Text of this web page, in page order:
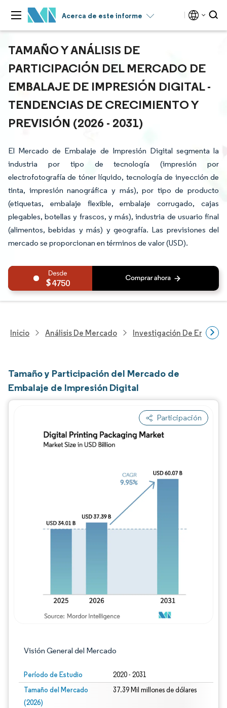
Acerca de este informe
TAMAÑO Y ANÁLISIS DE
PARTICIPACIÓN DEL MERCADO DE
EMBALAJE DE IMPRESIÓN DIGITAL -
TENDENCIAS DE CRECIMIENTO Y
PREVISIÓN (2026 - 2031)
El Mercado de Embalaje de Impresión Digital segmenta la
industria por tipo de tecnología (impresión por
electrofotografía de tóner líquido, tecnología de inyección de
tinta, impresión nanográfica y más), por tipo de producto
(etiquetas, embalaje flexible, embalaje corrugado, cajas
plegables, botellas y frascos, y más), industria de usuario final
(alimentos, bebidas y más) y geografía. Las previsiones del
mercado se proporcionan en términos de valor (USD).
4750
Inicio Análisis De Mercado Investigación De Envases
Tamaño y Participación del Mercado de
Embalaje de Impresión Digital
Participación
Visión General del Mercado
Período de Estudio 2020 - 2031
Tamaño del Mercado
(2026)
37.39 Mil millones de dólares
Imagen © Mordor Intelligence. El uso